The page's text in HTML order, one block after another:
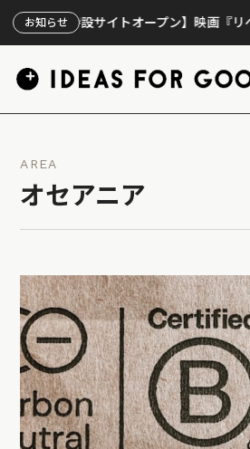
お知らせ
特設サイトオープン】映画『リペアカフ
AREA
オセアニア